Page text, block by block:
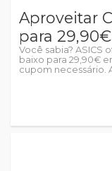
Aproveitar
para
Você sabia? ASICS
baixo para 29,90€
cupom necessário.